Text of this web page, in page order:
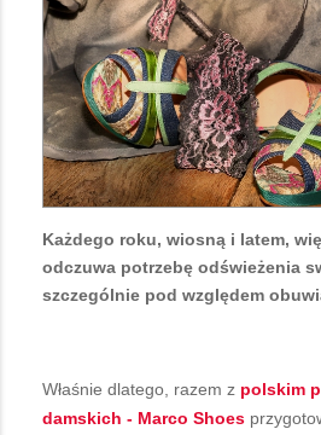
Każdego roku, wiosną i latem,
odczuwa potrzebę odświeżenia
szczególnie pod względem
Właśnie dlatego, razem z polskim
damskich - Marco Shoes